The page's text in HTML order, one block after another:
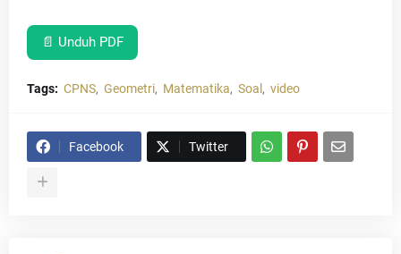
📄 Unduh PDF
Tags: CPNS Geometri Matematika Soal video
Facebook Twitter